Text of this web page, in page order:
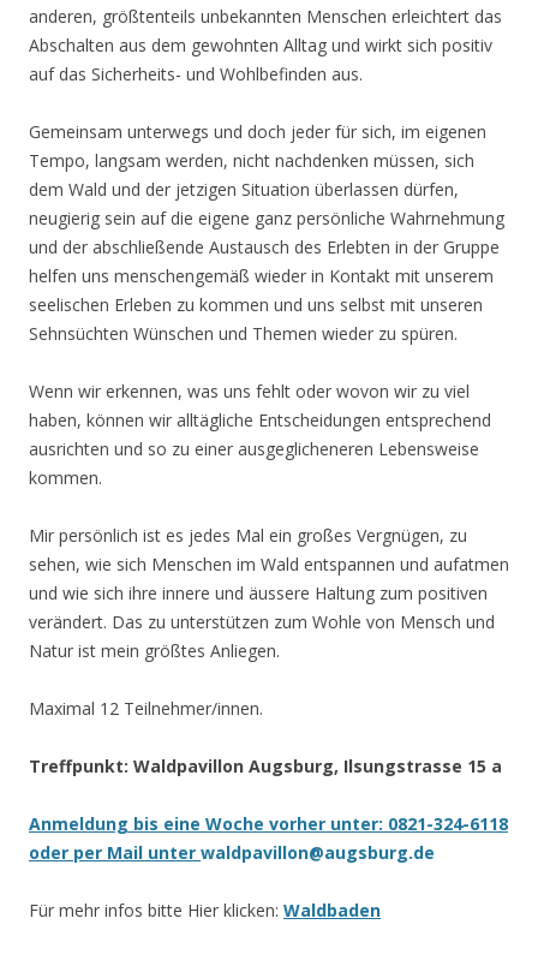
anderen, größtenteils unbekannten Menschen erleichtert das
Abschalten aus dem gewohnten Alltag und wirkt sich positiv
auf das Sicherheits- und Wohlbefinden aus.
Gemeinsam unterwegs und doch jeder für sich, im eigenen
Tempo, langsam werden, nicht nachdenken müssen, sich
dem Wald und der jetzigen Situation überlassen dürfen,
neugierig sein auf die eigene ganz persönliche Wahrnehmung
und der abschließende Austausch des Erlebten in der Gruppe
helfen uns menschengemäß wieder in Kontakt mit unserem
seelischen Erleben zu kommen und uns selbst mit unseren
Sehnsüchten Wünschen und Themen wieder zu spüren.
Wenn wir erkennen, was uns fehlt oder wovon wir zu viel
haben, können wir alltägliche Entscheidungen entsprechend
ausrichten und so zu einer ausgeglicheneren Lebensweise
kommen.
Mir persönlich ist es jedes Mal ein großes Vergnügen, zu
sehen, wie sich Menschen im Wald entspannen und aufatmen
und wie sich ihre innere und äussere Haltung zum positiven
verändert. Das zu unterstützen zum Wohle von Mensch und
Natur ist mein größtes Anliegen.
Maximal 12 Teilnehmer/innen.
Treffpunkt: Waldpavillon Augsburg, Ilsungstrasse 15 a
Anmeldung bis eine Woche vorher unter: 0821-324-6118
oder per Mail unter waldpavillon@augsburg.de
Für mehr infos bitte Hier klicken: Waldbaden